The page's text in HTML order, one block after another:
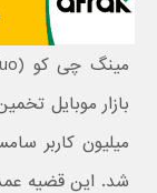
شد. این قضیه